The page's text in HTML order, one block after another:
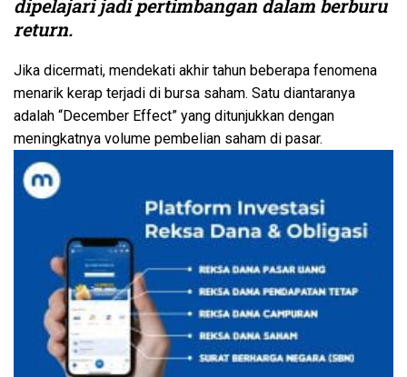
dipelajari jadi pertimbangan dalam berburu
return.
Jika dicermati, mendekati akhir tahun beberapa fenomena
menarik kerap terjadi di bursa saham. Satu diantaranya
adalah “December Effect” yang ditunjukkan dengan
meningkatnya volume pembelian saham di pasar.